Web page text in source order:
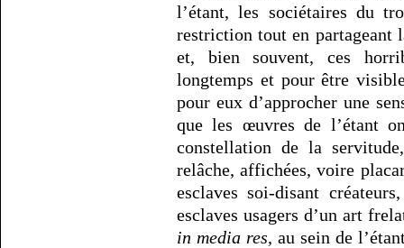
l’étant, les sociétaires du
restriction tout en partageant
et, bien souvent, ces
longtemps et pour être
pour eux d’approcher une
que les œuvres de l’étant
constellation de la
relâche, affichées, voire
esclaves soi-disant
esclaves usagers d’un art
in media res, au sein de